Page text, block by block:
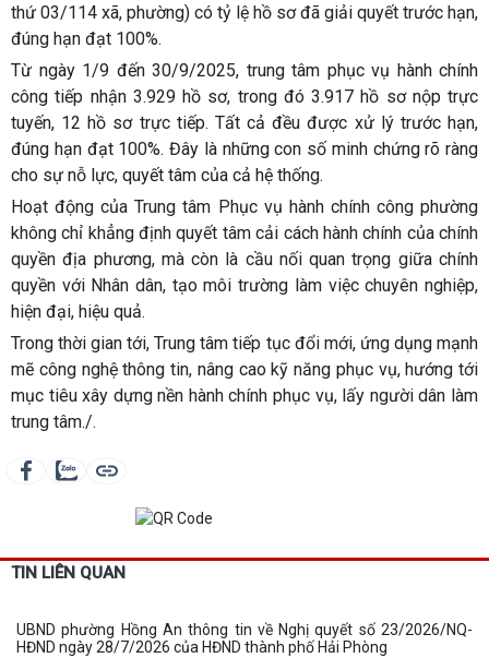
thứ 03/114 xã, phường) có tỷ lệ hồ sơ đã giải quyết trước hạn,
đúng hạn đạt 100%.
Từ ngày 1/9 đến 30/9/2025, trung tâm phục vụ hành chính
công tiếp nhận 3.929 hồ sơ, trong đó 3.917 hồ sơ nộp trực
tuyến, 12 hồ sơ trực tiếp. Tất cả đều được xử lý trước hạn,
đúng hạn đạt 100%. Đây là những con số minh chứng rõ ràng
cho sự nỗ lực, quyết tâm của cả hệ thống.
Hoạt động của Trung tâm Phục vụ hành chính công phường
không chỉ khẳng định quyết tâm cải cách hành chính của chính
quyền địa phương, mà còn là cầu nối quan trọng giữa chính
quyền với Nhân dân, tạo môi trường làm việc chuyên nghiệp,
hiện đại, hiệu quả.
Trong thời gian tới, Trung tâm tiếp tục đổi mới, ứng dụng mạnh
mẽ công nghệ thông tin, nâng cao kỹ năng phục vụ, hướng tới
mục tiêu xây dựng nền hành chính phục vụ, lấy người dân làm
trung tâm./.
TIN LIÊN QUAN
UBND phường Hồng An thông tin về Nghị quyết số 23/2026/NQ-
HĐND ngày 28/7/2026 của HĐND thành phố Hải Phòng